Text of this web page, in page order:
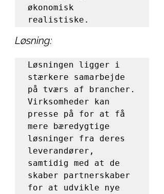
økonomisk
realistiske.
Løsning:
Løsningen ligger i
stærkere samarbejde
på tværs af brancher.
Virksomheder kan
presse på for at få
mere bæredygtige
løsninger fra deres
leverandører,
samtidig med at de
skaber partnerskaber
for at udvikle nye